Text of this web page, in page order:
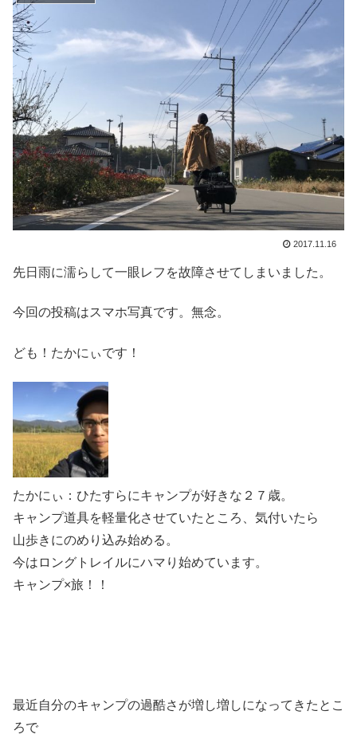
2017.11.16
先日雨に濡らして一眼レフを故障させてしまいました。
今回の投稿はスマホ写真です。無念。
ども！たかにぃです！
たかにぃ：ひたすらにキャンプが好きな２７歳。
キャンプ道具を軽量化させていたところ、気付いたら
山歩きにのめり込み始める。
今はロングトレイルにハマり始めています。
キャンプ×旅！！
最近自分のキャンプの過酷さが増し増しになってきたとこ
ろで